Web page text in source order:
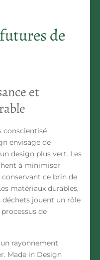
de
et
conscientisé
envisage de
design plus vert. Les
à minimiser
ce brin de
matériaux durables,
jouent un rôle
de
rayonnement
Made in Design